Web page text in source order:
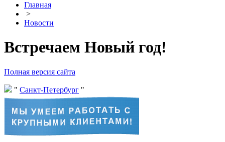
Главная
>
Новости
Встречаем Новый год!
Полная версия сайта
Санкт-Петербург